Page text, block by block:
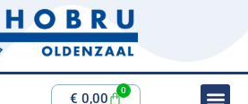
€ 0,00
0